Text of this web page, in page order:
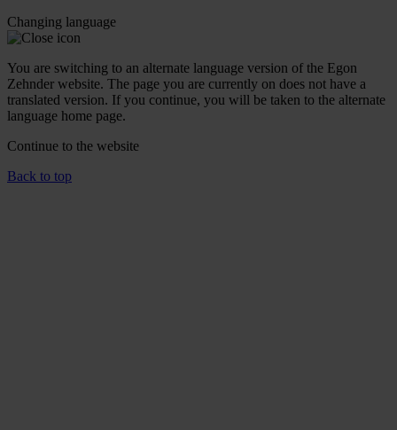
Changing language
You are switching to an alternate language version of the Egon
Zehnder website. The page you are currently on does not have a
translated version. If you continue, you will be taken to the alternate
language home page.
Continue to the website
Back to top